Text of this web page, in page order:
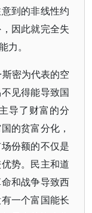
到的非线性约
因此就完全失
。
密为代表的空
见得能导致国
导了财富的分
的贫富分化，
份额的不仅是
势。民主和道
和战争导致西
一个富国能长